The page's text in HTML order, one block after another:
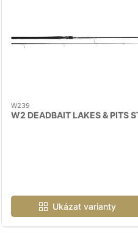
W239
W2 DEADBAIT LAKES & PITS
Ukázat varianty